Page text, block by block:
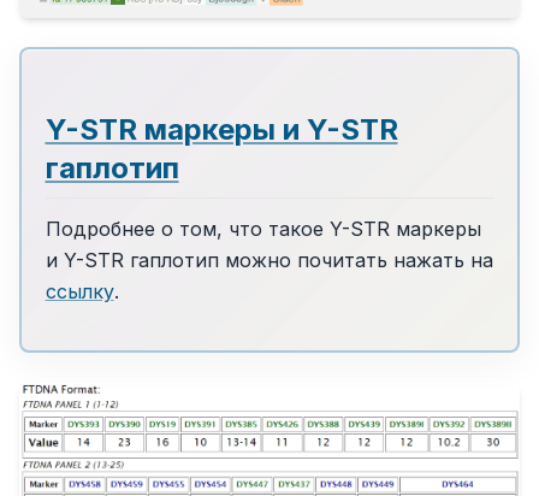
Y-STR маркеры и Y-STR
гаплотип
Подробнее о том, что такое Y-STR маркеры
и Y-STR гаплотип можно почитать нажать на
ссылку.